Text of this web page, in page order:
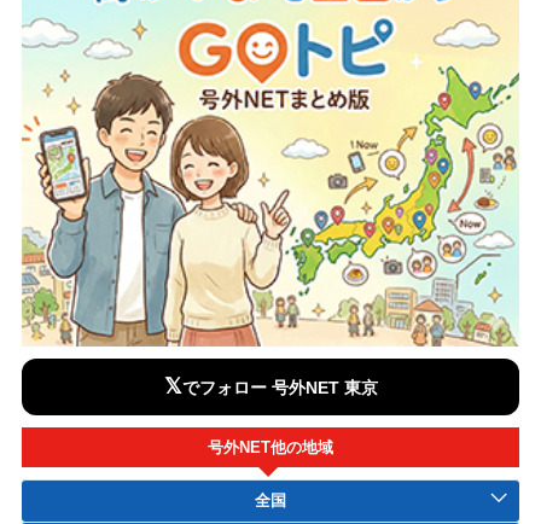
𝕏でフォロー 号外NET 東京
号外NET他の地域
全国